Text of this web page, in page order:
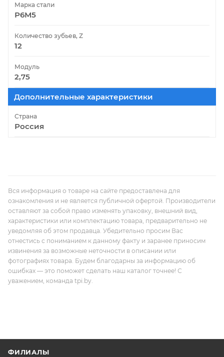
Марка стали
Р6М5
Количество зубьев, Z
12
Модуль
2,75
Дополнительные характеристики
Страна
Россия
Вся информация о товаре на сайте предоставлена для
ознакомления и не является публичной офертой. Производители
оставляют за собой право изменять упаковку, внешний вид,
характеристики или комплектацию товара, предварительно не
уведомляя об этом продавца. Убедительно просим Вас
отнестись с пониманием к данному факту и заранее приносим
извинения за возможные неточности в описании или
фотографиях товара. Будем благодарны за информацию об
ошибках — это поможет сделать наш каталог точнее! С
уважением, команда tpi.by.
ФИЛИАЛЫ